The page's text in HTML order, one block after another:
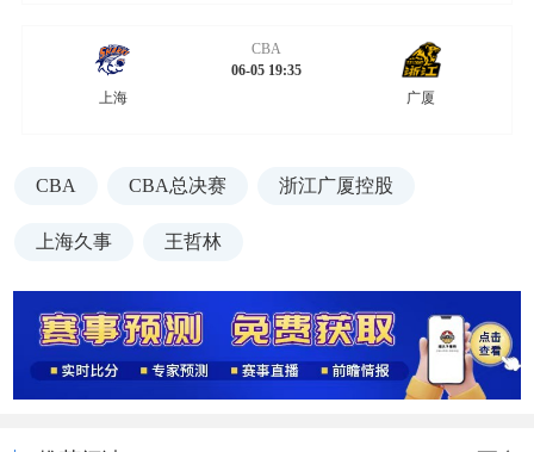
上海
CBA
06-05 19:35
广厦
CBA CBA总决赛 浙江广厦控股
上海久事 王哲林